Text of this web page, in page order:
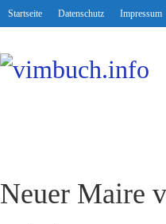
Startseite Datenschutz Impressum
Neuer Maire